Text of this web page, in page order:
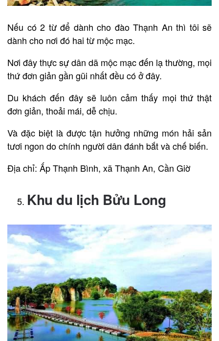
Nếu có 2 từ để dành cho đào Thạnh An thì tôi sẽ
dành cho nơi đó hai từ mộc mạc.
Nơi đây thực sự dân dã mộc mạc đến lạ thường, mọi
thứ đơn giản gần gũi nhất đều có ở đây.
Du khách đến đây sẽ luôn cảm thấy mọi thứ thật
đơn giản, thoải mái, dễ chịu.
Và đặc biệt là được tận hưởng những món hải sản
tươi ngon do chính người dân đánh bắt và chế biến.
Địa chỉ: Ấp Thạnh Bình, xã Thạnh An, Cần Giờ
Khu du lịch Bửu Long